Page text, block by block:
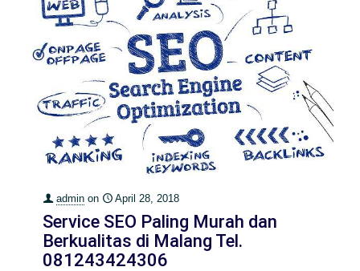
admin on April 28, 2018
Service SEO Paling Murah dan
Berkualitas di Malang Tel.
081243424306